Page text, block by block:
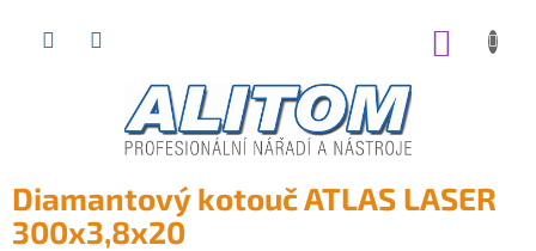
Diamantový kotouč ATLAS LASER
300x3,8x20